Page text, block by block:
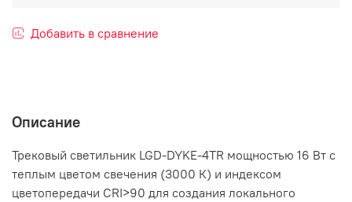
Добавить в сравнение
Описание
Трековый светильник LGD-DYKE-4TR мощностью 16 Вт с
теплым цветом свечения (3000 К) и индексом
цветопередачи CRI>90 для создания локального